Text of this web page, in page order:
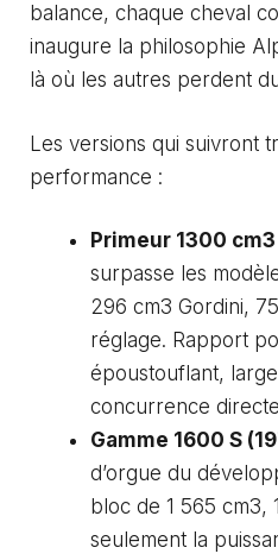
balance, chaque cheval
inaugure la philosophie
là où les autres perdent
Les versions qui suivront
performance :
Primeur 1300 cm3
surpasse les
296 cm3 Gordini,
réglage. Rapport
époustouflant,
concurrence
Gamme 1600 S
d’orgue du
bloc de 1 565 cm3,
seulement la